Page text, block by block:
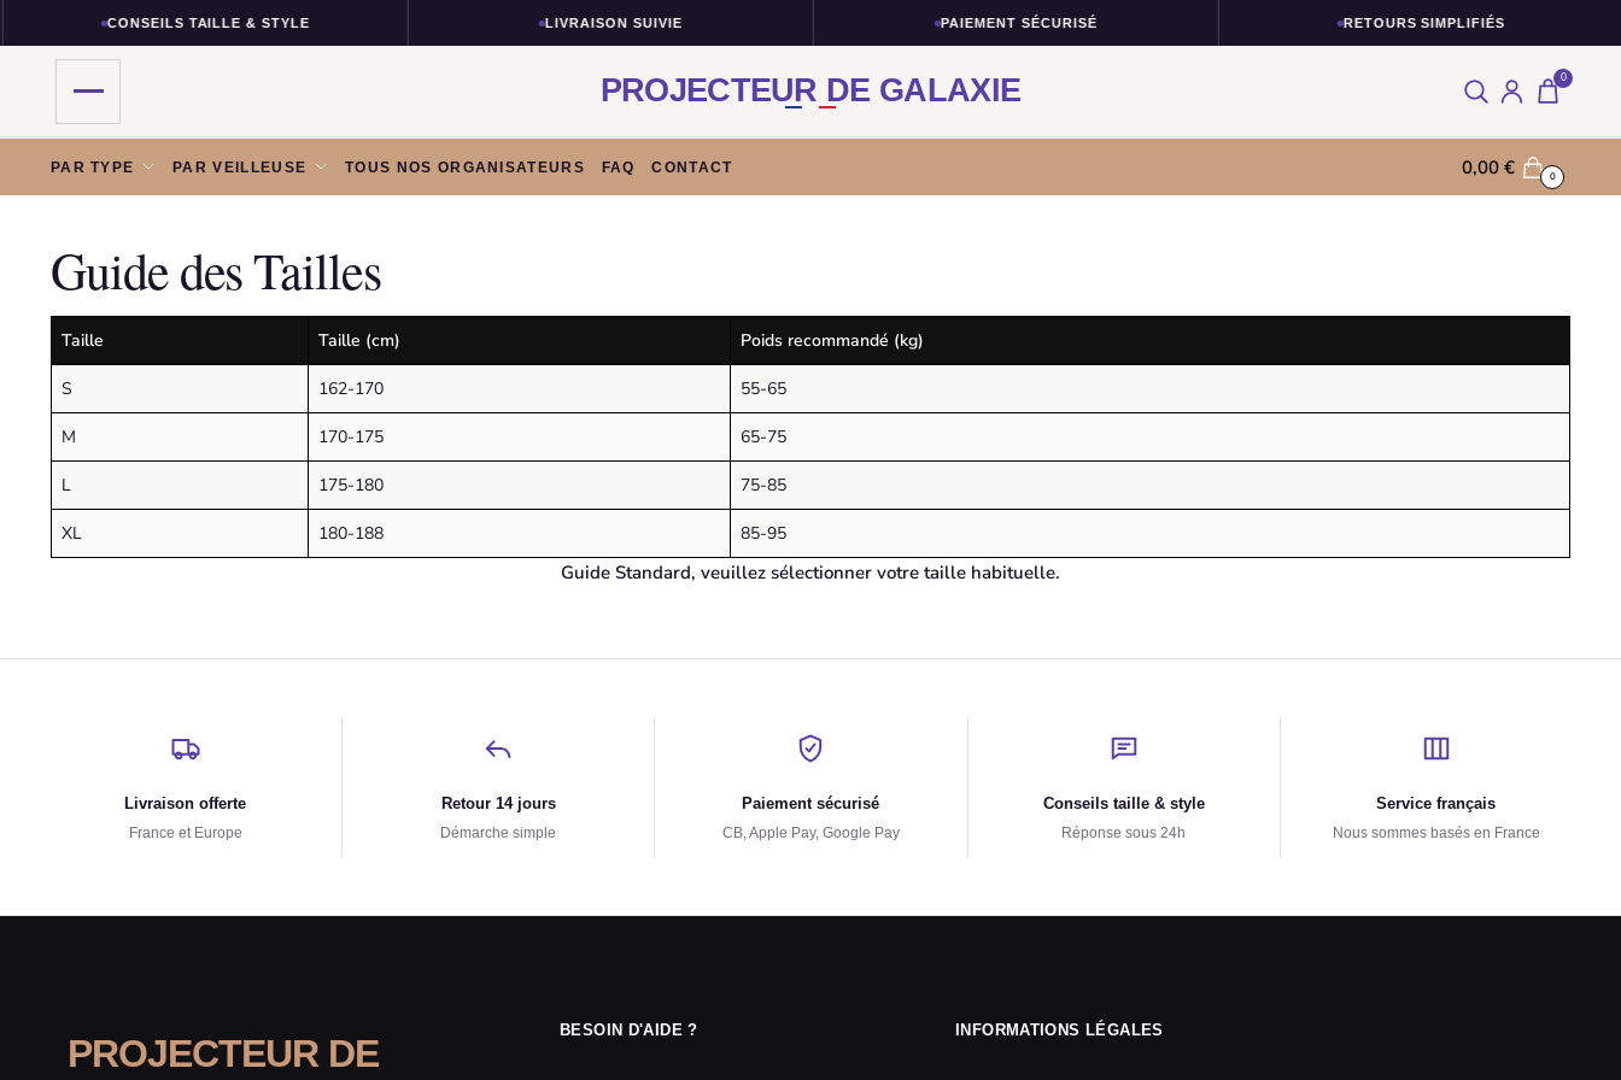
CONSEILS TAILLE & STYLE LIVRAISON SUIVIE PAIEMENT SÉCURISÉ RETOURS SIMPLIFIÉS
PROJECTEUR DE GALAXIE 0
PAR TYPE PAR VEILLEUSE TOUS NOS ORGANISATEURS FAQ CONTACT 0,00€ 0
Guide des Tailles
Taille Taille (cm) Poids recommandé (kg)
S 162-170 55-65
M 170-175 65-75
L 175-180 75-85
XL 180-188 85-95
Guide Standard, veuillez sélectionner votre taille habituelle.
Livraison offerte
France et Europe
Retour 14 jours
Démarche simple
Paiement sécurisé
CB, Apple Pay, Google Pay
Conseils taille & style
Réponse sous 24h
Service français
Nous sommes basés en France
PROJECTEUR DE
BESOIN D'AIDE ? INFORMATIONS LÉGALES